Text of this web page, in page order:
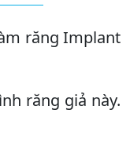
răng Implant
răng giả này.